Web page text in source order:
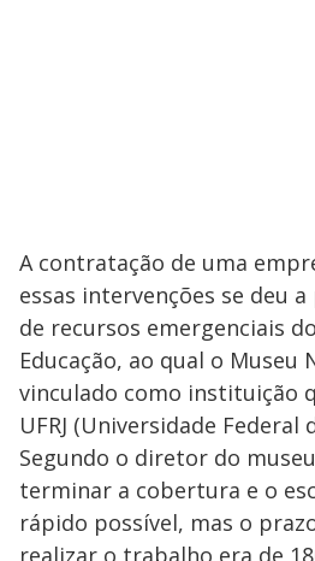
A contratação de uma
essas intervenções se deu
de recursos emergenciais
Educação, ao qual o Museu
vinculado como instituição
UFRJ (Universidade Federal
Segundo o diretor do
terminar a cobertura e o
rápido possível, mas o
realizar o trabalho era de